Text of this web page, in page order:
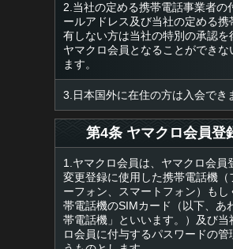
2.当社の定める携帯電話事業者の
ールアドレス及び当社の定める携
有しない方は当社の特別の承認を
ヤマクロ会員となることができな
ます。
3.日本国外に在住の方は入会でき
第4条 ヤマクロ会員登
1.ヤマクロ会員は、ヤマクロ会員
変更登録に使用した携帯電話機（
ーフォン、スマートフォン）もし
帯電話機のSIMカード（以下、あ
帯電話機」といいます。）及び当
ロ会員に付与するパスワードの管